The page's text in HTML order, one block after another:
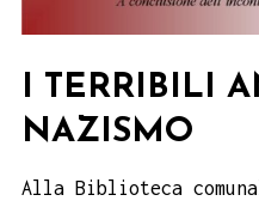
I TERRIBILI
NAZISMO
Alla Biblioteca